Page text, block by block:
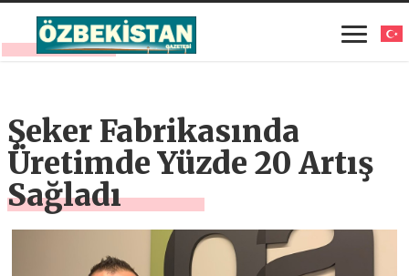
Şeker Fabrikasında
Üretimde Yüzde 20 Artış
Sağladı